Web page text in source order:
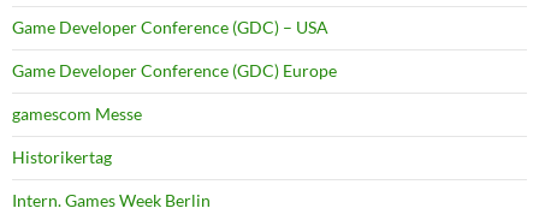
Game Developer Conference (GDC) – USA
Game Developer Conference (GDC) Europe
gamescom Messe
Historikertag
Intern. Games Week Berlin